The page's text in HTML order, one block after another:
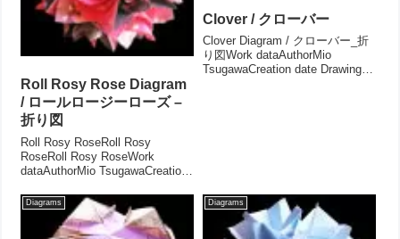
Roll Rosy Rose Diagram
/ ロールロージーローズ –
折り図
Roll Rosy RoseRoll Rosy
RoseRoll Rosy RoseWork
dataAuthorMio TsugawaCreation
Jul.2018Parts 12 piece...
Clover / クローバー
Clover Diagram / クローバー_折
り図Work dataAuthorMio
TsugawaCreation date Drawing
Diagrams Diagrams